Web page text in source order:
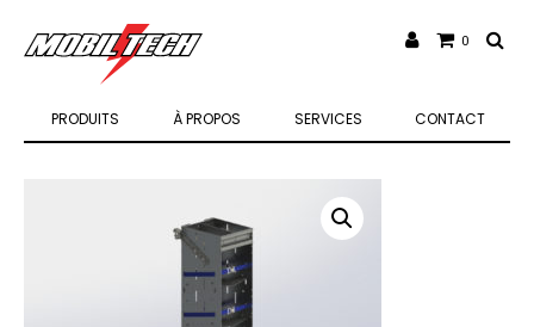
PRODUITS À PROPOS SERVICES CONTACT
0